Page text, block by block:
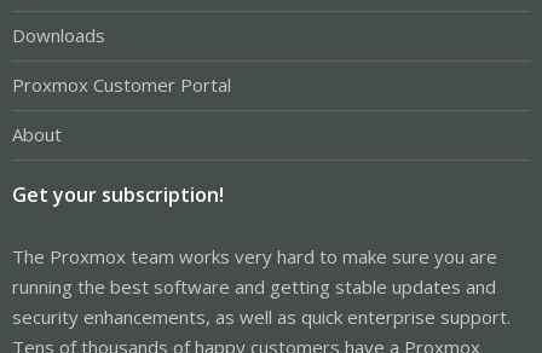
Downloads
Proxmox Customer Portal
About
Get your subscription!
The Proxmox team works very hard to make sure you are
running the best software and getting stable updates and
security enhancements, as well as quick enterprise support.
Tens of thousands of happy customers have a Proxmox